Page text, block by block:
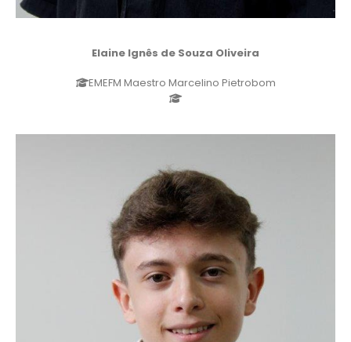
Elaine Ignês de Souza Oliveira
EMEFM Maestro Marcelino Pietrobom